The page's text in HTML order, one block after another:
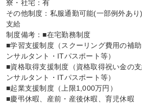
寮・社宅：有
その他制度：私服通勤可能(一部例外あ
支給
制度備考：■在宅勤務制度
■学習支援制度（スクーリング費用の補
ンサルタント・ITパスポート等）
■資格取得支援制度（資格取得祝い金の
ンサルタント・ITパスポート等）
■起業支援制度（上限1,000万円）
■慶弔休暇、産前・産後休暇、育児休暇